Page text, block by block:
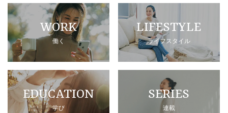
WORK
働く
LIFESTYLE
ライフスタイル
EDUCATION
学び
SERIES
連載